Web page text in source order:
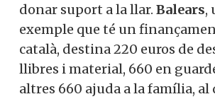
donar suport a la llar. Balears,
exemple que té un
català, destina 220 euros de
llibres i material, 660 en
altres 660 ajuda a la família, al